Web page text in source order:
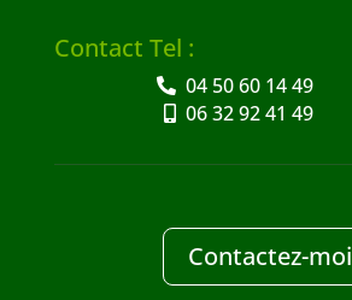
Contact Tel :
04 50 60 14 49
06 32 92 41 49
Contactez-moi